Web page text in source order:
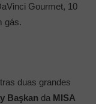
Gourmet, 10
gás.
duas grandes
Başkan da MISA